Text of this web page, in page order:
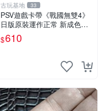
古玩基地 33
PSV遊戲卡帶《戰國無雙4》
日版原裝運作正常 新成色如
圖拍賣請先確認 成色拍賣一
經成交概不退換 PSV遊戲 卡
$610